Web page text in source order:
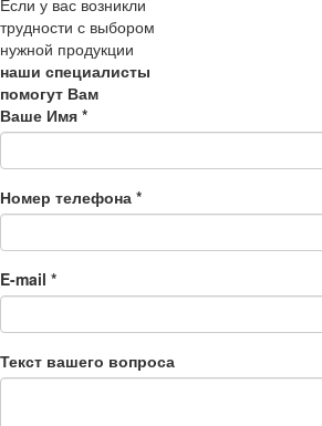
Если у вас возникли
трудности с выбором
нужной продукции
наши специалисты
помогут Вам
Ваше Имя *
Номер телефона *
E-mail *
Текст вашего вопроса